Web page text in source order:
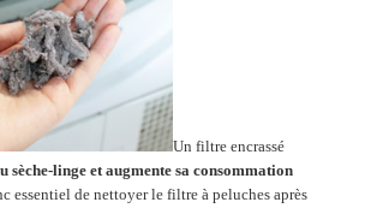
Un filtre encrassé
sèche-linge et augmente sa consommation
essentiel de nettoyer le filtre à peluches après